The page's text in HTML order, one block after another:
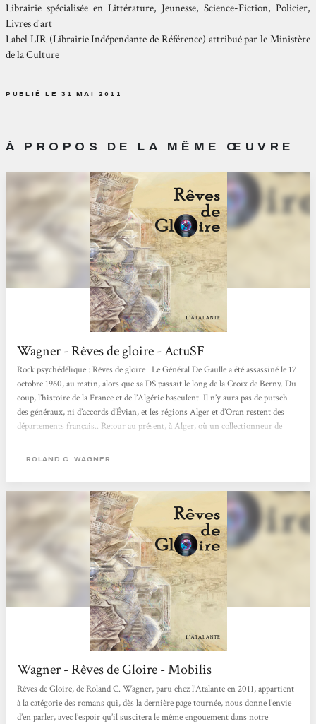
Librairie spécialisée en Littérature, Jeunesse, Science-Fiction, Policier,
Livres d'art
Label LIR (Librairie Indépendante de Référence) attribué par le Ministère
de la Culture
PUBLIÉ LE 31 MAI 2011
À PROPOS DE LA MÊME ŒUVRE
Wagner - Rêves de gloire - ActuSF
Rock psychédélique : Rêves de gloire Le Général De Gaulle a été assassiné le 17
octobre 1960, au matin, alors que sa DS passait le long de la Croix de Berny. Du
coup, l’histoire de la France et de l’Algérie basculent. Il n’y aura pas de putsch
des généraux, ni d’accords d’Évian, et les régions Alger et d’Oran restent des
départements français.. Retour au présent, à Alger, où un collectionneur de
pièce rare des années...
ROLAND C. WAGNER
Wagner - Rêves de Gloire - Mobilis
Rêves de Gloire, de Roland C. Wagner, paru chez l’Atalante en 2011, appartient
à la catégorie des romans qui, dès la dernière page tournée, nous donne l’envie
d’en parler, avec l’espoir qu’il suscitera le même engouement dans notre